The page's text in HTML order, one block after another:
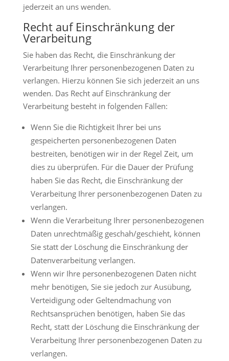
jederzeit an uns wenden.
Recht auf Einschränkung der
Verarbeitung
Sie haben das Recht, die Einschränkung der
Verarbeitung Ihrer personenbezogenen Daten zu
verlangen. Hierzu können Sie sich jederzeit an uns
wenden. Das Recht auf Einschränkung der
Verarbeitung besteht in folgenden Fällen:
Wenn Sie die Richtigkeit Ihrer bei uns
gespeicherten personenbezogenen Daten
bestreiten, benötigen wir in der Regel Zeit, um
dies zu überprüfen. Für die Dauer der Prüfung
haben Sie das Recht, die Einschränkung der
Verarbeitung Ihrer personenbezogenen Daten zu
verlangen.
Wenn die Verarbeitung Ihrer personenbezogenen
Daten unrechtmäßig geschah/geschieht, können
Sie statt der Löschung die Einschränkung der
Datenverarbeitung verlangen.
Wenn wir Ihre personenbezogenen Daten nicht
mehr benötigen, Sie sie jedoch zur Ausübung,
Verteidigung oder Geltendmachung von
Rechtsansprüchen benötigen, haben Sie das
Recht, statt der Löschung die Einschränkung der
Verarbeitung Ihrer personenbezogenen Daten zu
verlangen.